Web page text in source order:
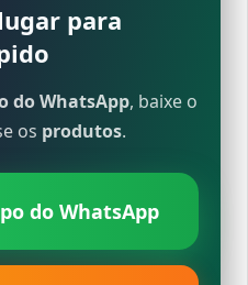
para
do WhatsApp, baixe o
os produtos.
do WhatsApp